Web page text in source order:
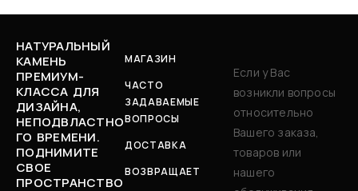
НАТУРАЛЬНЫЙ
КАМЕНЬ
ПРЕМИУМ-
КЛАССА ДЛЯ
ДИЗАЙНА,
НЕПОДВЛАСТНО
ГО ВРЕМЕНИ.
ПОДНИМИТЕ
СВОЕ
ПРОСТРАНСТВО
МАГАЗИН
ЧАСТО
ЗАДАВАЕМЫЕ
ВОПРОСЫ
ДОСТАВКА
ВОЗВРАЩАЕТ
Если у Вас
возникли вопросы
относительно
Вашего заказа,
товаров или
нашего